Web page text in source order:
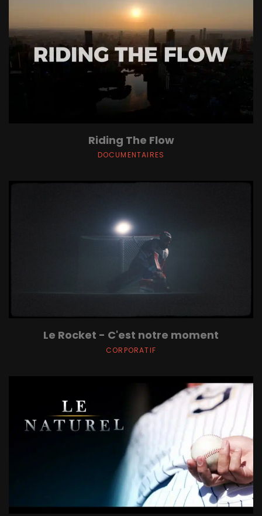
Riding The Flow
DOCUMENTAIRES
Le Rocket - C'est notre moment
CORPORATIF